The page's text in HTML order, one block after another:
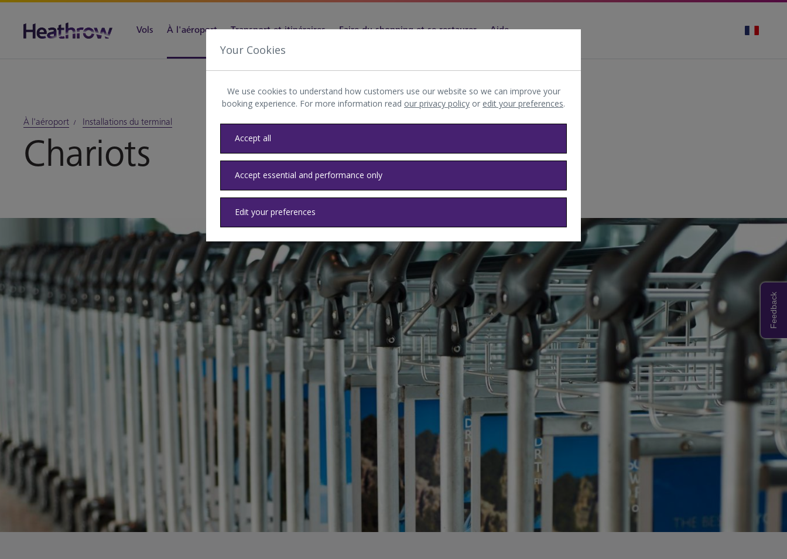
Vols À l'aéroport Transport et itinéraires Faire du shopping et se restaurer Aide
À l'aéroport Installations du terminal
Chariots
Your Cookies
We use cookies to understand how customers use our website so we can improve your
booking experience. For more information read our privacy policy or edit your preferences.
Accept all
Accept essential and performance only
Edit your preferences
Feedback